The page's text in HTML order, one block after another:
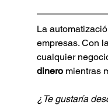
La
empresas. Con
cualquier
dinero mientras
¿Te gustaría